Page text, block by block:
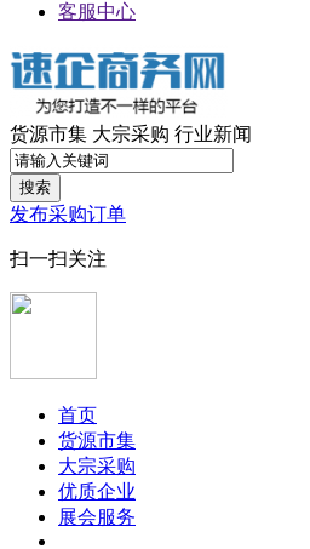
客服中心
货源市集 大宗采购 行业新闻
搜索
发布采购订单
扫一扫关注
首页
货源市集
大宗采购
优质企业
展会服务